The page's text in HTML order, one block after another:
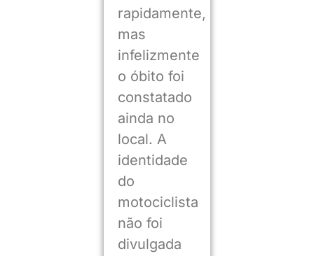
rapidamente,
mas
infelizmente
o óbito foi
constatado
ainda no
local. A
identidade
do
motociclista
não foi
divulgada